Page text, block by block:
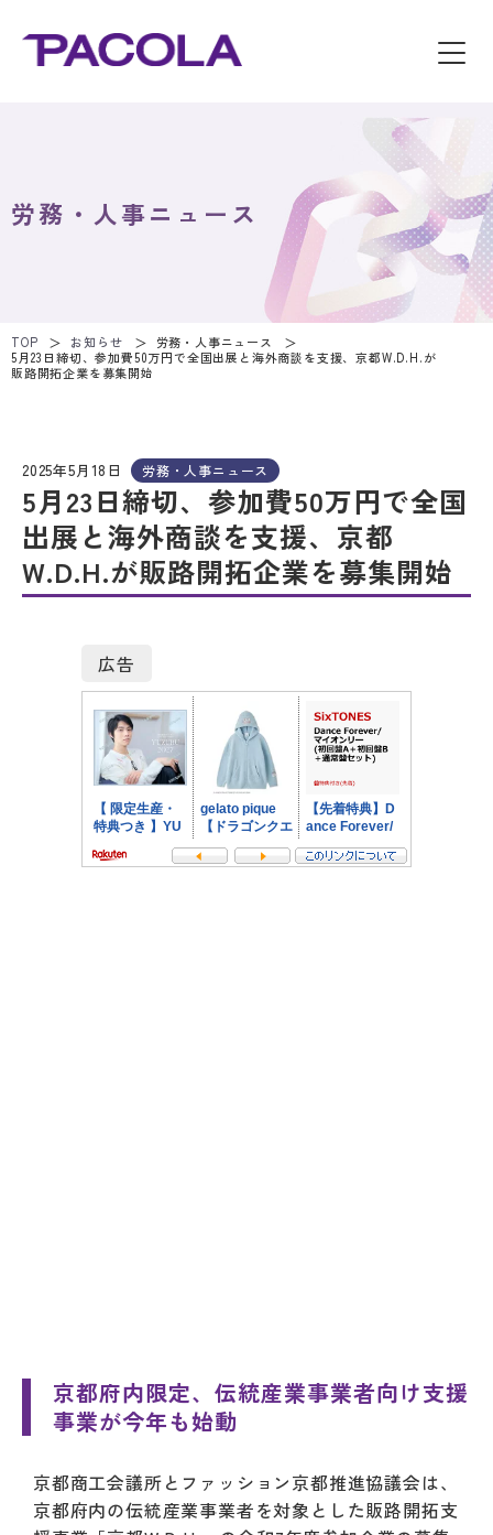
労務・人事ニュース
TOP お知らせ
労務・人事ニュース
5月23日締切、参加費50万円で全国出展と海外商談を支援、京都W.D.H.が
販路開拓企業を募集開始
2025年5月18日 労務・人事ニュース
5月23日締切、参加費50万円で全国
出展と海外商談を支援、京都
W.D.H.が販路開拓企業を募集開始
広告
京都府内限定、伝統産業事業者向け支援
事業が今年も始動
京都商工会議所とファッション京都推進協議会は、
京都府内の伝統産業事業者を対象とした販路開拓支